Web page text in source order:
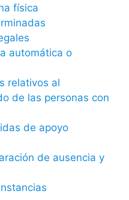
física
automática o
relativos al
de las personas con
de apoyo
de ausencia y